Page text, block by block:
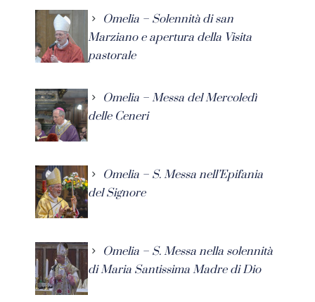
Omelia – Solennità di san
Marziano e apertura della Visita
pastorale
Omelia – Messa del Mercoledì
delle Ceneri
Omelia – S. Messa nell’Epifania
del Signore
Omelia – S. Messa nella solennità
di Maria Santissima Madre di Dio